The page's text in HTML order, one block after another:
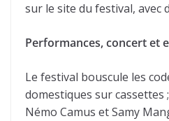
sur le site du festival, avec
Performances, concert et
Le festival bouscule les
domestiques sur cassettes ;
Némo Camus et Samy